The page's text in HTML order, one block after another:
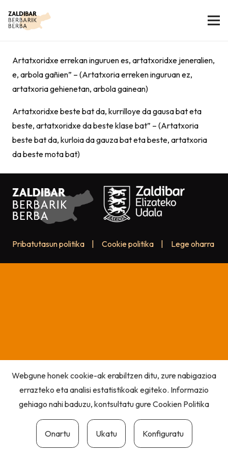
Artatxoridxe errekan inguruen es, artatxoridxe jeneralien,
e, arbola gañien” – (Artatxoria erreken inguruan ez,
artatxoria gehienetan, arbola gainean)
Artatxoridxe beste bat da, kurrilloye da gausa bat eta
beste, artatxoridxe da beste klase bat” – (Artatxoria
beste bat da, kurloia da gauza bat eta beste, artatxoria
da beste mota bat)
Pribatutasun politika Cookie politika Lege oharra
Webgune honek cookie-ak erabiltzen ditu, zure nabigazioa
errazteko eta analisi estatistikoak egiteko. Informazio
gehiago nahi baduzu, kontsultatu gureCookien Politika
Onartu Ukatu Konfiguratu